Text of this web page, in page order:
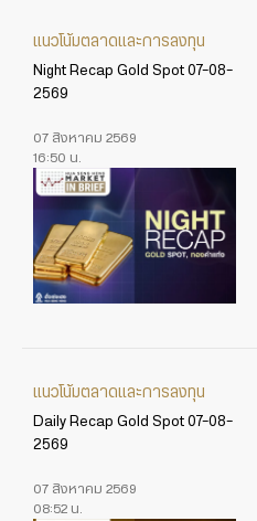
แนวโน้มตลาดและการลงทุน
Night Recap Gold Spot 07-08-
2569
07 สิงหาคม 2569
16:50 น.
แนวโน้มตลาดและการลงทุน
Daily Recap Gold Spot 07-08-
2569
07 สิงหาคม 2569
08:52 น.